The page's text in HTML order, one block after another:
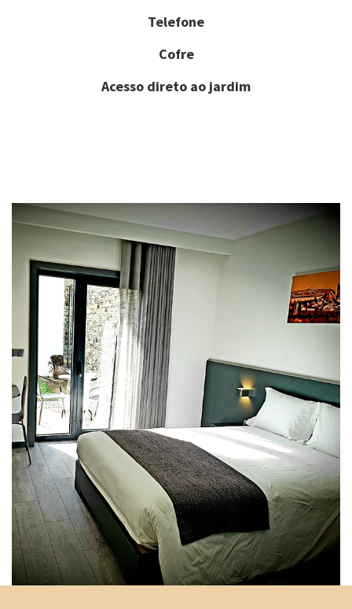
Telefone
Cofre
Acesso direto ao jardim